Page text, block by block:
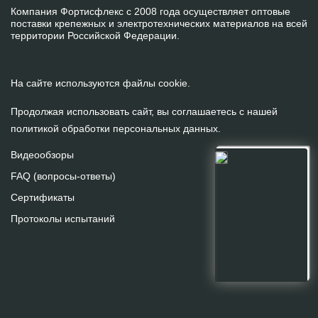
Компания Фортисфлекс с 2008 года осуществляет оптовые
поставки крепежных и электротехнических материалов на всей
территории Российской Федерации.
На сайте используются файлы cookie.
Продолжая использовать сайт, вы соглашаетесь с нашей
политикой обработки персональных данных
Видеообзоры
FAQ (вопросы-ответы)
Сертификаты
Протоколы испытаний